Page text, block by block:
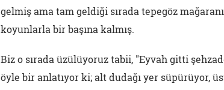
gelmiş ama tam geldiği sırada tepegöz
koyunlarla bir başına kalmış.
Biz o sırada üzülüyoruz tabii, "Eyvah gitti
öyle bir anlatıyor ki; alt dudağı yer süpürüyor,